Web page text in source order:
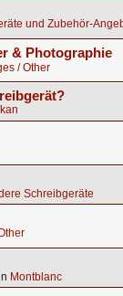
und Zubehör-
& Photographie
/ Other
Schreibgeräte
Montblanc